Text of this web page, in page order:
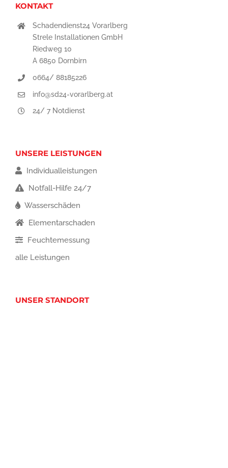
KONTAKT
Schadendienst24 Vorarlberg
Strele Installationen GmbH
Riedweg 10
A 6850 Dornbirn
0664/ 88185226
info@sd24-vorarlberg.at
24/ 7 Notdienst
UNSERE LEISTUNGEN
Individualleistungen
Notfall-Hilfe 24/7
Wasserschäden
Elementarschaden
Feuchtemessung
alle Leistungen
UNSER STANDORT